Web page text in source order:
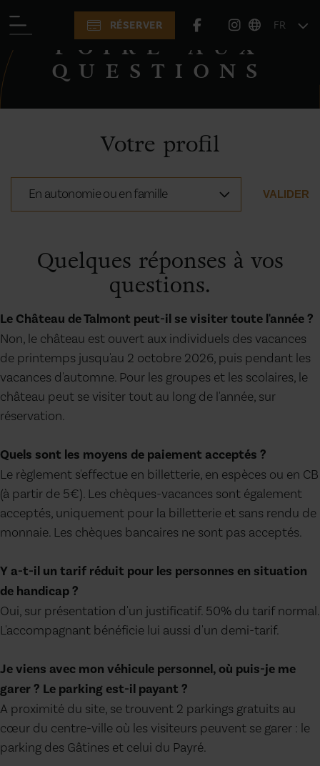
RÉSERVER FR
INFOS PRATIQUES
FOIRE AUX
QUESTIONS
Votre profil
En autonomie ou en famille VALIDER
Quelques réponses à vos
questions.
Le Château de Talmont peut-il se visiter toute l'année ?
Non, le château est ouvert aux individuels des vacances
de printemps jusqu'au 2 octobre 2026, puis pendant les
vacances d'automne. Pour les groupes et les scolaires, le
château peut se visiter tout au long de l'année, sur
réservation.
Quels sont les moyens de paiement acceptés ?
Le règlement s'effectue en billetterie, en espèces ou en CB
(à partir de 5€). Les chèques-vacances sont également
acceptés, uniquement pour la billetterie et sans rendu de
monnaie. Les chèques bancaires ne sont pas acceptés.
Y a-t-il un tarif réduit pour les personnes en situation
de handicap ?
Oui, sur présentation d'un justificatif. 50% du tarif normal.
L'accompagnant bénéficie lui aussi d'un demi-tarif.
Je viens avec mon véhicule personnel, où puis-je me
garer ? Le parking est-il payant ?
A proximité du site, se trouvent 2 parkings gratuits au
cœur du centre-ville où les visiteurs peuvent se garer : le
parking des Gâtines et celui du Payré.